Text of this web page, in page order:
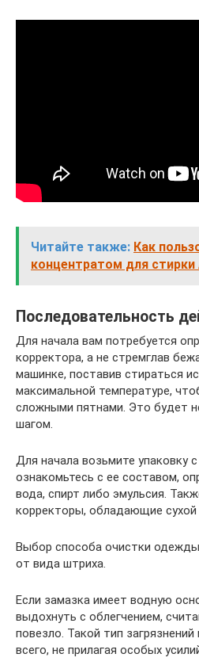
Читайте также: Как
концентратом для стирки
Последовательность
Для начала вам потребуется
корректора, а не стремглав
машинке, поставив стираться
максимальной температуре,
сложными пятнами. Это будет
шагом.
Для начала возьмите упаковку
ознакомьтесь с ее составом,
вода, спирт либо эмульсия.
корректоры, обладающие сухой
Выбор способа очистки
от вида штриха.
Если замазка имеет водную
выдохнуть с облегчением,
повезло. Такой тип
всего, не прилагая особых